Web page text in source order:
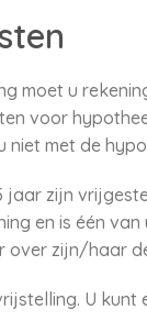
moet u
voor
niet met de
jaar zijn
en is één
zijn/haar
U